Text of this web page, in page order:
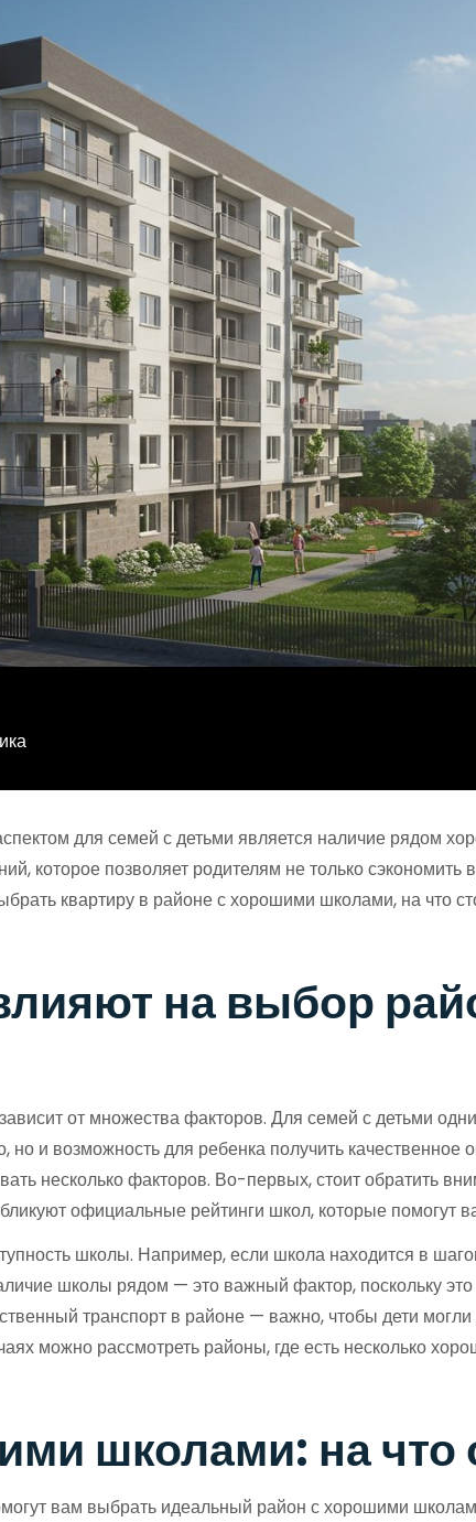
для семей с детьми является наличие рядом
которое позволяет родителям не только
квартиру в районе с хорошими школами, на что
на выбор
от множества факторов. Для семей с детьми
и возможность для ребенка получить
несколько факторов. Во-первых, стоит обратить
официальные рейтинги школ, которые помогут
школы. Например, если школа находится в
школы рядом — это важный фактор, поскольку
транспорт в районе — важно, чтобы дети
можно рассмотреть районы, где есть несколько
школами: на что
вам выбрать идеальный район с хорошими